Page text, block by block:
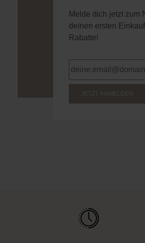
Melde dich jetzt zum
deinen ersten
Rabatte!
JETZT ANMELDEN